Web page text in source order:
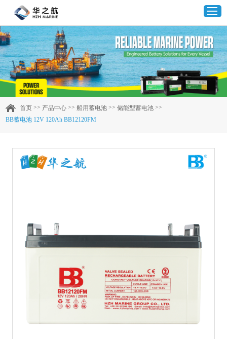
首页
产品中心
企业实力
客户案例
首页 >> 产品中心 >>船用蓄电池 >>储能型蓄电池 >>
BB蓄电池 12V 120Ah BB12120FM